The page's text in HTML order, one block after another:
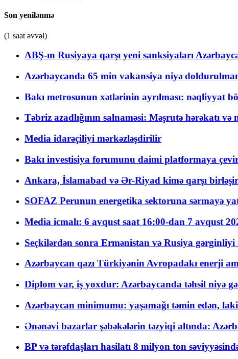
Son yenilənmə
(1 saat əvvəl)
ABŞ-ın Rusiyaya qarşı yeni sanksiyaları
Azərbaycanda 65 min vakansiya niyə
Bakı metrosunun xətlərinin ayrılması: nəqliyyat
Təbriz azadlığının salnaməsi: Məşrutə hərəkatı
Media idarəçiliyi mərkəzləşdirilir
Bakı investisiya forumunu daimi platformaya
Ankara, İslamabad və Ər-Riyad kimə qarşı
SOFAZ Perunun energetika sektoruna sərmayə
Media icmalı: 6 avqust saat 16:00-dan 7 avqust
Seçkilərdən sonra Ermənistan və Rusiya gərginliyi
Azərbaycan qazı Türkiyənin Avropadakı enerji
Diplom var, iş yoxdur: Azərbaycanda təhsil niyə
Azərbaycan minimumu: yaşamağı təmin edən,
Ənənəvi bazarlar şəbəkələrin təzyiqi altında:
BP və tərəfdaşları hasilatı 8 milyon ton